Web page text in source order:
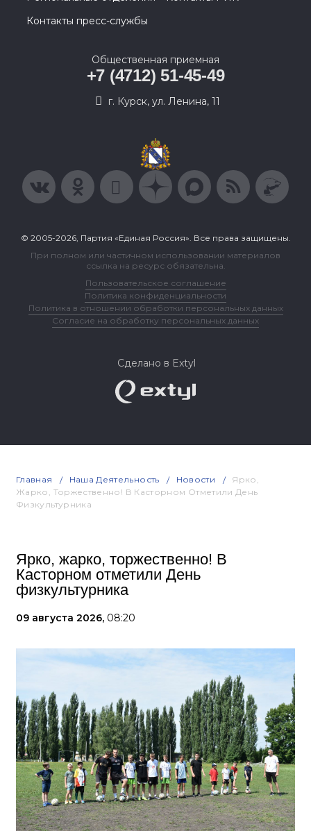
Контакты пресс-службы
Общественная приемная
+7 (4712) 51-45-49
г. Курск, ул. Ленина, 11
© 2005-2026, Партия «Единая Россия». Все права защищены.
При полном или частичном использовании материалов
ссылка на ресурс обязательна.
Пользовательское соглашение
Политика конфиденциальности
Политика в отношении обработки персональных данных
Согласие на обработку персональных данных
Сделано в Extyl
Главная Наша Деятельность Новости
Ярко,
Жарко, Торжественно! В Касторном Отметили День
Физкультурника
Ярко, жарко, торжественно! В
Касторном отметили День
физкультурника
09 августа 2026, 08:20